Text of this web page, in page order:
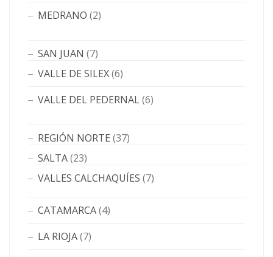
MEDRANO (2)
SAN JUAN (7)
VALLE DE SILEX(6)
VALLE DEL PEDERNAL(6)
REGIÓN NORTE (37)
SALTA(23)
VALLES CALCHAQUÍES (7)
CATAMARCA(4)
LA RIOJA(7)